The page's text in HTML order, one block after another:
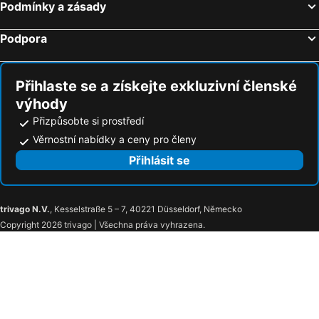
Hotely Lindenfels
Hotely Meinhard
Hotely Schotten
Podmínky a zásady
Podpora
Přihlaste se a získejte exkluzivní členské
výhody
Přizpůsobte si prostředí
Věrnostní nabídky a ceny pro členy
Přihlásit se
trivago N.V., Kesselstraße 5 – 7, 40221 Düsseldorf, Německo
Copyright 2026 trivago | Všechna práva vyhrazena.